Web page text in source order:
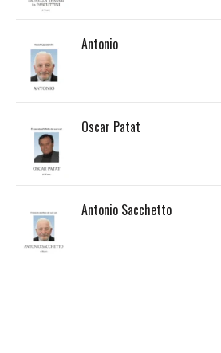
Antonio
Oscar Patat
Antonio Sacchetto